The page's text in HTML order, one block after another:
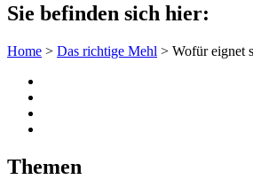
Sie befinden sich hier:
Home > Das richtige Mehl > Wofür eignet
Themen